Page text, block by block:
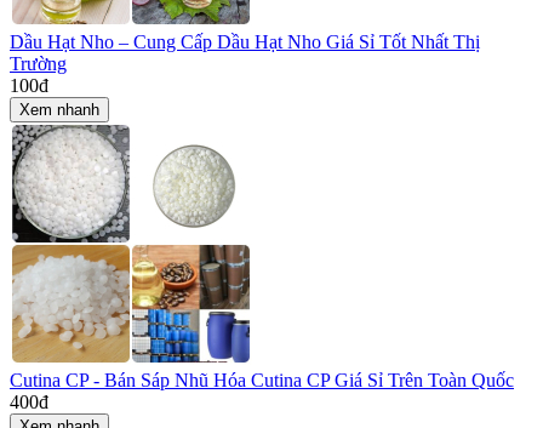
Dầu Hạt Nho – Cung Cấp Dầu Hạt Nho Giá Sỉ Tốt Nhất Thị
Trường
100đ
Xem nhanh
Cutina CP - Bán Sáp Nhũ Hóa Cutina CP Giá Sỉ Trên Toàn Quốc
400đ